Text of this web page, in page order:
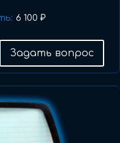
6 100 ₽
Задать вопрос